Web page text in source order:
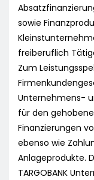
sowie
freiberuflich
Zum
Unternehmens-
für den
Finanzierungen
ebenso wie
Anlageprodukte.
TARGOBANK